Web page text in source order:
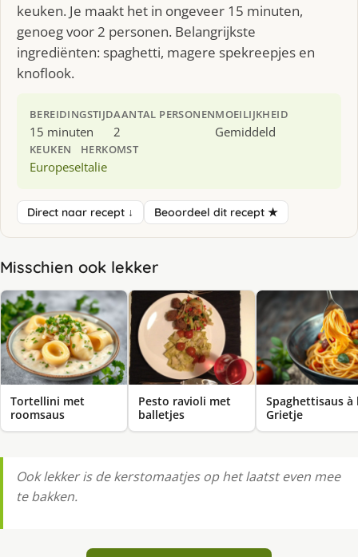
keuken. Je maakt het in ongeveer 15 minuten,
genoeg voor 2 personen. Belangrijkste
ingrediënten: spaghetti, magere spekreepjes en
knoflook.
BEREIDINGSTIJD
15 minuten
AANTAL PERSONEN
2
MOEILIJKHEID
Gemiddeld
KEUKEN
Europese
HERKOMST
Italie
Direct naar recept ↓ Beoordeel dit recept ★
Misschien ook lekker
Tortellini met
roomsaus
Pesto ravioli met
balletjes
Spaghettisaus à
Grietje
Ook lekker is de kerstomaatjes op het laatst even mee
te bakken.